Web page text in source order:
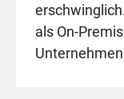
als On-